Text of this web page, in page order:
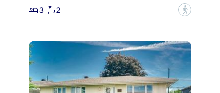
3
2 ?